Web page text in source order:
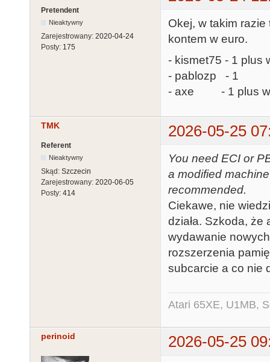
Pretendent
Nieaktywny
Zarejestrowany: 2020-04-24
Posty: 175
Okej, w takim
kontem w euro.
- kismet75 - 1 plus
- pablozp - 1
- axe - 1 plus
TMK 2026-05-25
Referent
Nieaktywny
Skąd: Szczecin
Zarejestrowany: 2020-06-05
Posty: 414
You need ECI or
a modified
recommended.
Ciekawe, nie
działa. Szkoda, że
wydawanie
rozszerzenia
subcarcie a co nie
Atari 65XE, U1MB,
perinoid 2026-05-25